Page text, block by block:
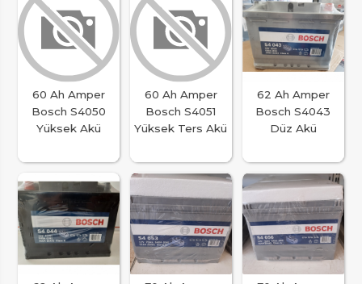
60 Ah Amper
Bosch S4050
Yüksek Akü
60 Ah Amper
Bosch S4051
Yüksek Ters Akü
62 Ah Amper
Bosch S4043
Düz Akü